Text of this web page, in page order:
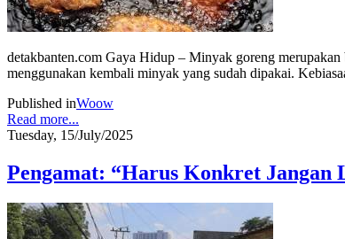
detakbanten.com Gaya Hidup – Minyak goreng
menggunakan kembali minyak yang sudah dipakai.
Published inWoow
Read more...
Tuesday, 15/July/2025
Pengamat: “Harus Konkret